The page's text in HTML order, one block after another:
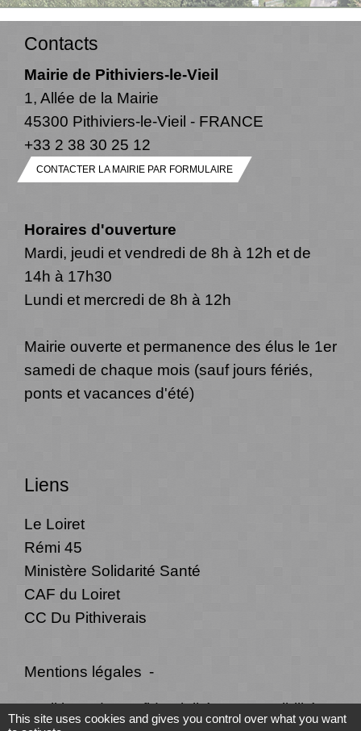
Contacts
Mairie de Pithiviers-le-Vieil
1, Allée de la Mairie
45300 Pithiviers-le-Vieil - FRANCE
+33 2 38 30 25 12
CONTACTER LA MAIRIE PAR FORMULAIRE
Horaires d'ouverture
Mardi, jeudi et vendredi de 8h à 12h et de
14h à 17h30
Lundi et mercredi de 8h à 12h
Mairie ouverte et permanence des élus le 1er
samedi de chaque mois (sauf jours fériés,
ponts et vacances d'été)
Liens
Le Loiret
Rémi 45
Ministère Solidarité Santé
CAF du Loiret
CC Du Pithiverais
Mentions légales -
Politique de confidentialité - Accessibilité -
This site uses cookies and gives you control over what you want